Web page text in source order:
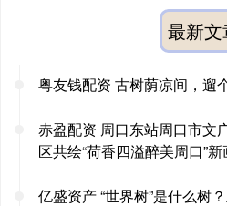
最新
粤友钱配资 古树荫凉间，
赤盈配资 周口东站周口市文
区共绘“荷香四溢醉美周口”新
亿盛资产 “世界树”是什么树